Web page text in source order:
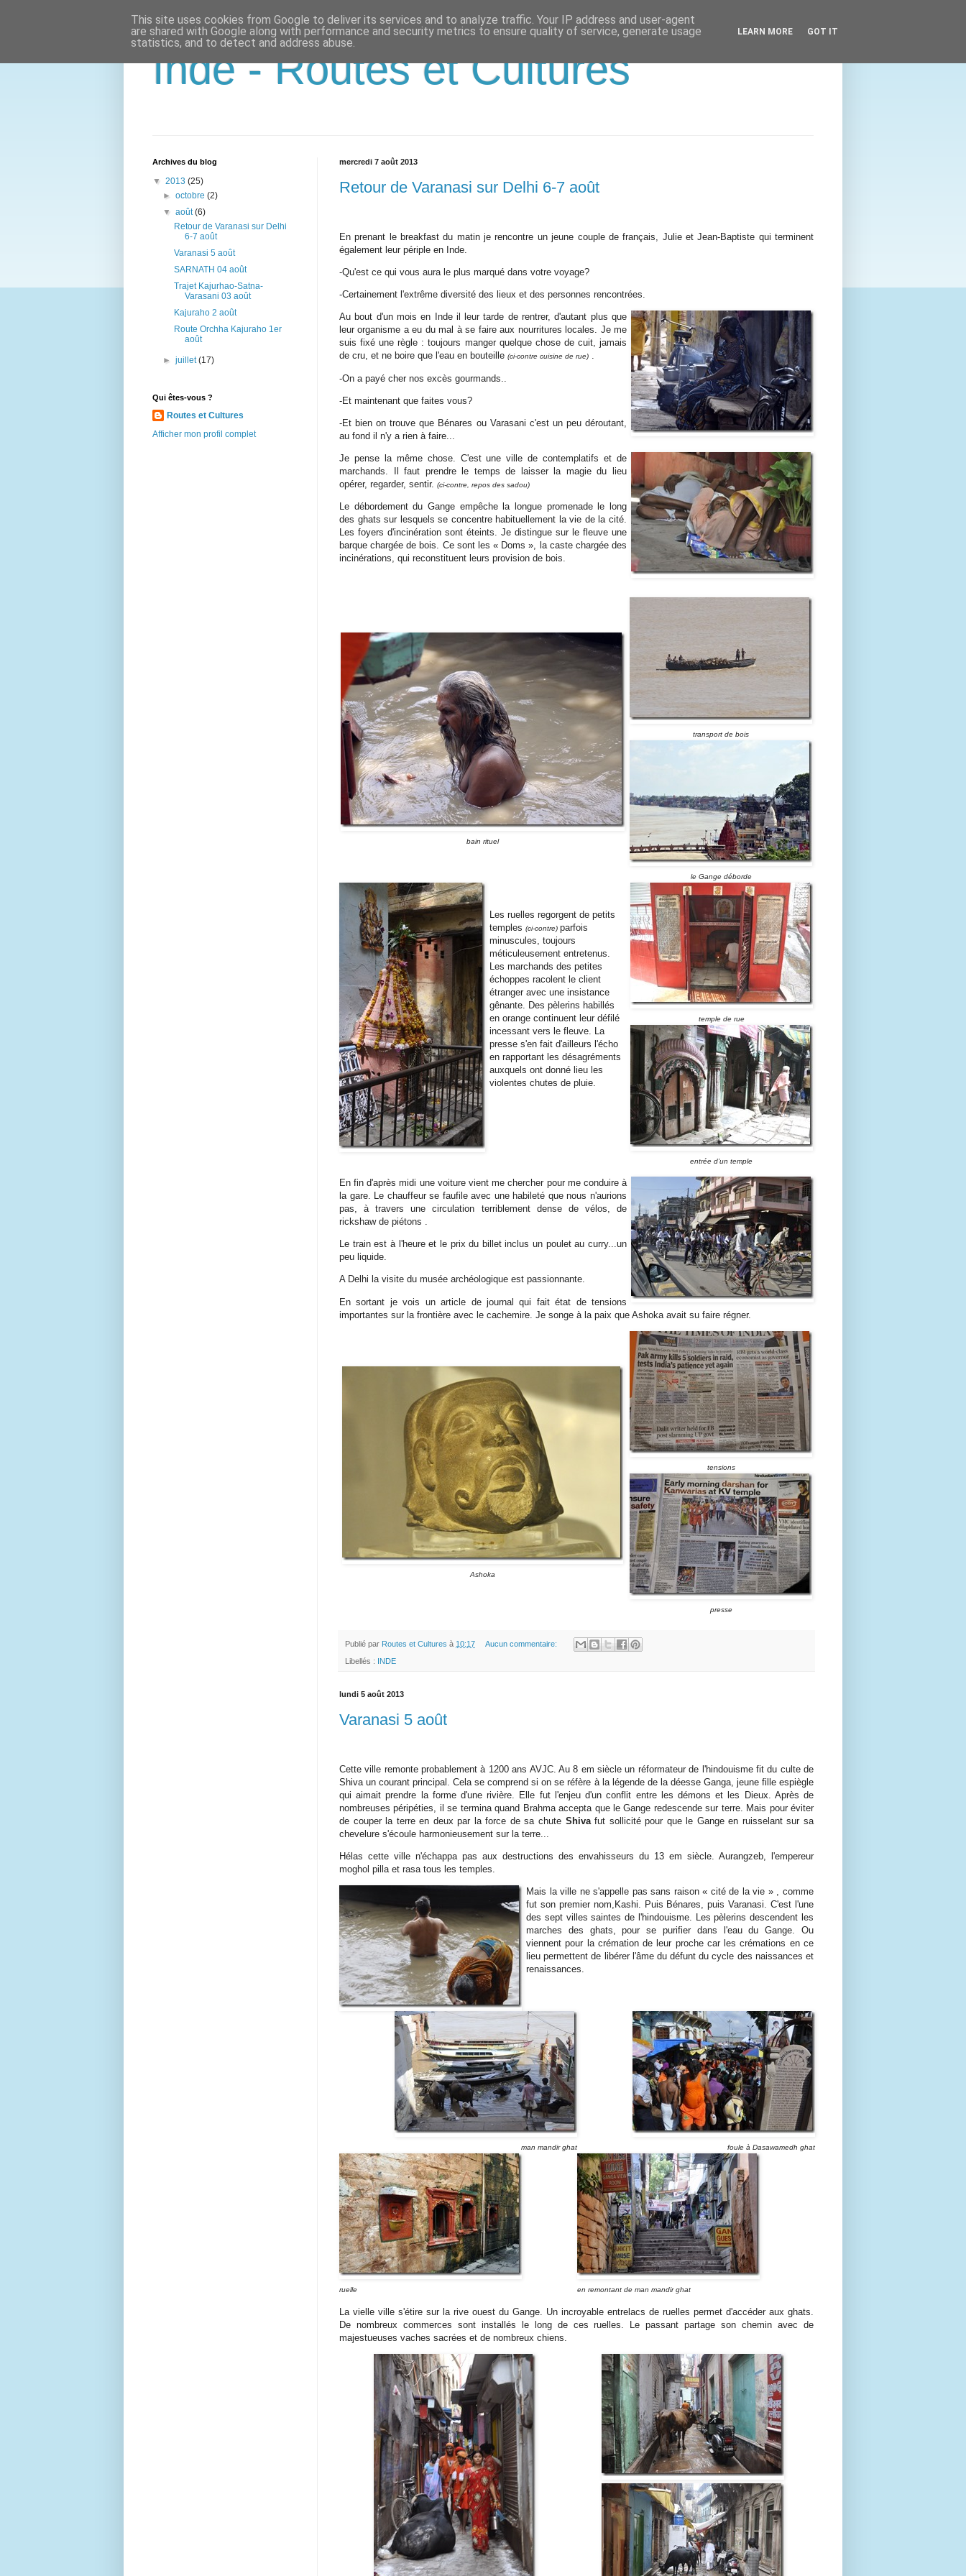
Inde - Routes et Cultures
mercredi 7 août 2013
Retour de Varanasi sur Delhi 6-7 août
En prenant le breakfast du matin je rencontre un jeune couple de français, Julie et Jean-Baptiste qui terminent
également leur périple en Inde.
-Qu'est ce qui vous aura le plus marqué dans votre voyage?
-Certainement l'extrême diversité des lieux et des personnes rencontrées.
Au bout d'un mois en Inde il leur tarde de rentrer, d'autant plus que
leur organisme a eu du mal à se faire aux nourritures locales. Je me
suis fixé une règle : toujours manger quelque chose de cuit, jamais
de cru, et ne boire que l'eau en bouteille (ci-contre cuisine de rue) .
-On a payé cher nos excès gourmands..
-Et maintenant que faites vous?
-Et bien on trouve que Bénares ou Varasani c'est un peu déroutant,
au fond il n'y a rien à faire...
Je pense la même chose. C'est une ville de contemplatifs et de
marchands. Il faut prendre le temps de laisser la magie du lieu
opérer, regarder, sentir. (ci-contre, repos des sadou)
Le débordement du Gange empêche la longue promenade le long
des ghats sur lesquels se concentre habituellement la vie de la cité.
Les foyers d'incinération sont éteints. Je distingue sur le fleuve une
barque chargée de bois. Ce sont les « Doms », la caste chargée des
incinérations, qui reconstituent leurs provision de bois.
bain rituel
transport de bois
le Gange déborde
Les ruelles regorgent de petits
temples (ci-contre) parfois
minuscules, toujours
méticuleusement entretenus.
Les marchands des petites
échoppes racolent le client
étranger avec une insistance
gênante. Des pèlerins habillés
en orange continuent leur défilé
incessant vers le fleuve. La
presse s'en fait d'ailleurs l'écho
en rapportant les désagréments
auxquels ont donné lieu les
violentes chutes de pluie.
temple de rue
entrée d’un temple
En fin d'après midi une voiture vient me chercher pour me conduire à
la gare. Le chauffeur se faufile avec une habileté que nous n'aurions
pas, à travers une circulation terriblement dense de vélos, de
rickshaw de piétons .
Le train est à l'heure et le prix du billet inclus un poulet au curry...un
peu liquide.
A Delhi la visite du musée archéologique est passionnante.
En sortant je vois un article de journal qui fait état de tensions
importantes sur la frontière avec le cachemire. Je songe à la paix que Ashoka avait su faire régner.
Ashoka
tensions
presse
Publié par Routes et Cultures à 10:17 Aucun commentaire:
Libellés : INDE
lundi 5 août 2013
Varanasi 5 août
Cette ville remonte probablement à 1200 ans AVJC. Au 8 em siècle un réformateur de l'hindouisme fit du culte de
Shiva un courant principal. Cela se comprend si on se réfère à la légende de la déesse Ganga, jeune fille espiègle
qui aimait prendre la forme d'une rivière. Elle fut l'enjeu d'un conflit entre les démons et les Dieux. Après de
nombreuses péripéties, il se termina quand Brahma accepta que le Gange redescende sur terre. Mais pour éviter
de couper la terre en deux par la force de sa chute Shivafut sollicité pour que le Gange en ruisselant sur sa
chevelure s'écoule harmonieusement sur la terre...
Hélas cette ville n'échappa pas aux destructions des envahisseurs du 13 em siècle. Aurangzeb, l'empereur
moghol pilla et rasa tous les temples.
Mais la ville ne s'appelle pas sans raison « cité de la vie » , comme
fut son premier nom,Kashi. Puis Bénares, puis Varanasi. C'est l'une
des sept villes saintes de l'hindouisme. Les pèlerins descendent les
marches des ghats, pour se purifier dans l'eau du Gange. Ou
viennent pour la crémation de leur proche car les crémations en ce
lieu permettent de libérer l'âme du défunt du cycle des naissances et
renaissances.
man mandir ghat foule à Dasawamedh ghat
ruelle en remontant de man mandir ghat
La vielle ville s'étire sur la rive ouest du Gange. Un incroyable entrelacs de ruelles permet d'accéder aux ghats.
De nombreux commerces sont installés le long de ces ruelles. Le passant partage son chemin avec de
majestueuses vaches sacrées et de nombreux chiens.
Archives du blog
▼ 2013 (25)
►octobre(2)
▼août(6)
Retour de Varanasi sur Delhi
6-7 août
Varanasi 5 août
SARNATH 04 août
Trajet Kajurhao-Satna-
Varasani 03 août
Kajuraho 2 août
Route Orchha Kajuraho 1er
août
►juillet(17)
Qui êtes-vous ?
Routes et Cultures
Afficher mon profil complet
This site uses cookies from Google to deliver its services and to analyze traffic. Your IP address and user-agent
are shared with Google along with performance and security metrics to ensure quality of service, generate usage
statistics, and to detect and address abuse.
LEARN MORE GOT IT